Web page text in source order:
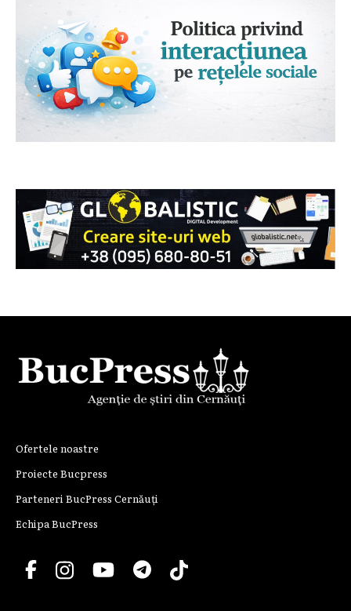
Ofertele noastre
Proiecte Bucpress
Parteneri BucPress Cernăuți
Echipa BucPress